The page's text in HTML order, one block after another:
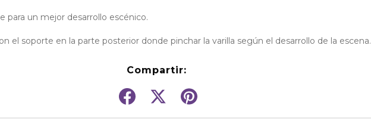
para un mejor desarrollo escénico.
el soporte en la parte posterior donde pinchar la varilla según el desarrollo de la escena.
Compartir: